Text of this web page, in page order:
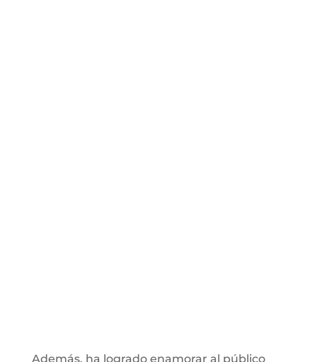
Además, ha logrado enamorar al público